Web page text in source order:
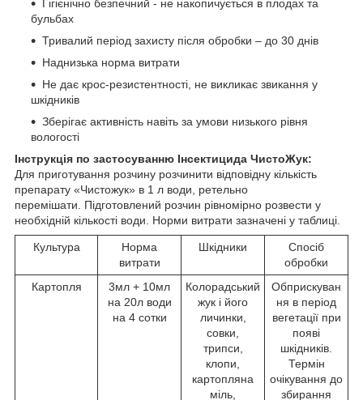
Гігієнічно безпечний - не накопичується в плодах та
бульбах
Тривалий період захисту після обробки – до 30 днів
Наднизька норма витрати
Не дає крос-резистентності, не викликає звикання у
шкідників
Зберігає активність навіть за умови низького рівня
вологості
Інструкція по застосуванню Інсектицида ЧистоЖук:
Для приготування розчину розчинити відповідну кількість
препарату «Чистожук» в 1 л води, ретельно
перемішати. Підготовлений розчин рівномірно розвести у
необхідній кількості води. Норми витрати зазначені у таблиці.
Культура
Норма
витрати
Шкідники
Спосіб
обробки
Картопля
3мл + 10мл
на 20л води
на 4 сотки
Колорадський
жук і його
личинки,
совки,
трипси,
клопи,
картопляна
міль,
Обприскуван
ня в період
вегетації при
появі
шкідників.
Термін
очікування до
збирання